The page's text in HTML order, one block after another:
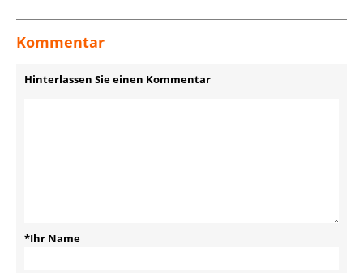
Kommentar
Hinterlassen Sie einen Kommentar
*Ihr Name